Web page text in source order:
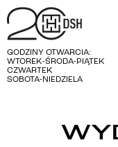
GODZINY OTWARCIA:
WTOREK-ŚRODA-PIĄTEK
CZWARTEK
SOBOTA-NIEDZIELA